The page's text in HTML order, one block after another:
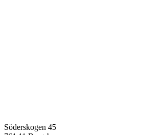
Söderskogen 45